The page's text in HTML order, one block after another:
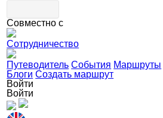
Совместно с
Сотрудничество
Путеводитель События Маршруты
Блоги Создать маршрут
Войти
Войти